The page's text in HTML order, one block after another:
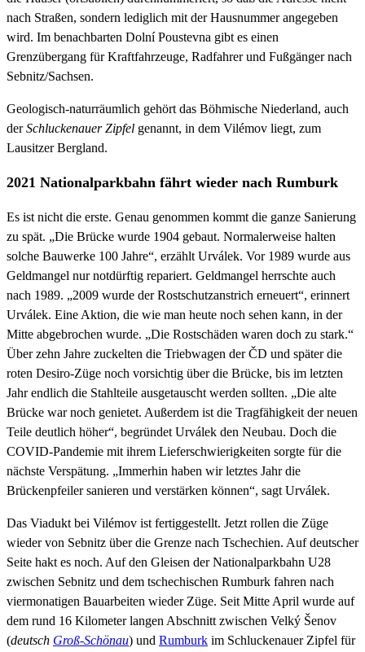
nach Straßen, sondern lediglich mit der Hausnummer angegeben
wird. Im benachbarten Dolní Poustevna gibt es einen
Grenzübergang für Kraftfahrzeuge, Radfahrer und Fußgänger nach
Sebnitz/Sachsen.
Geologisch-naturräumlich gehört das Böhmische Niederland, auch
derSchluckenauer Zipfel genannt, in dem Vilémov liegt, zum
Lausitzer Bergland.
2021 Nationalparkbahn fährt wieder nach Rumburk
Es ist nicht die erste. Genau genommen kommt die ganze Sanierung
zu spät. „Die Brücke wurde 1904 gebaut. Normalerweise halten
solche Bauwerke 100 Jahre“, erzählt Urválek. Vor 1989 wurde aus
Geldmangel nur notdürftig repariert. Geldmangel herrschte auch
nach 1989. „2009 wurde der Rostschutzanstrich erneuert“, erinnert
Urválek. Eine Aktion, die wie man heute noch sehen kann, in der
Mitte abgebrochen wurde. „Die Rostschäden waren doch zu stark.“
Über zehn Jahre zuckelten die Triebwagen der ČD und später die
roten Desiro-Züge noch vorsichtig über die Brücke, bis im letzten
Jahr endlich die Stahlteile ausgetauscht werden sollten. „Die alte
Brücke war noch genietet. Außerdem ist die Tragfähigkeit der neuen
Teile deutlich höher“, begründet Urválek den Neubau. Doch die
COVID-Pandemie mit ihrem Lieferschwierigkeiten sorgte für die
nächste Verspätung. „Immerhin haben wir letztes Jahr die
Brückenpfeiler sanieren und verstärken können“, sagt Urválek.
Das Viadukt bei Vilémov ist fertiggestellt. Jetzt rollen die Züge
wieder von Sebnitz über die Grenze nach Tschechien. Auf deutscher
Seite hakt es noch. Auf den Gleisen der Nationalparkbahn U28
zwischen Sebnitz und dem tschechischen Rumburk fahren nach
viermonatigen Bauarbeiten wieder Züge. Seit Mitte April wurde auf
dem rund 16 Kilometer langen Abschnitt zwischen Velký Šenov
(deutsch Groß-Schönau) und Rumburk im Schluckenauer Zipfel für